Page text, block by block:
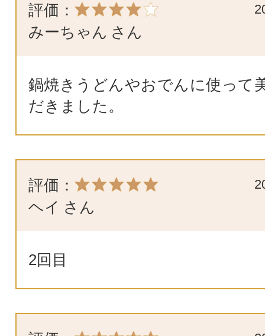
評価：
みーちゃん さん
鍋焼きうどんやおでんに使って
だきました。
評価：
ヘイ さん
2回目